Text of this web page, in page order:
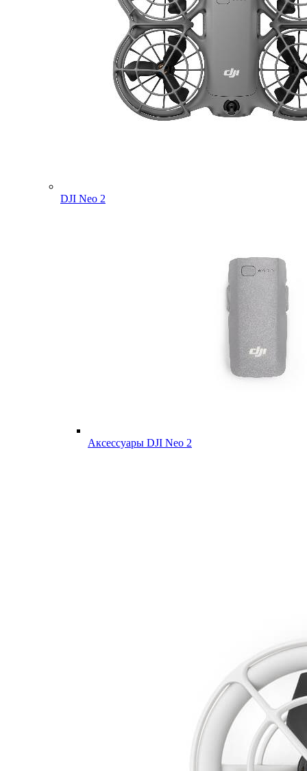
DJI Neo 2
Аксессуары DJI Neo 2